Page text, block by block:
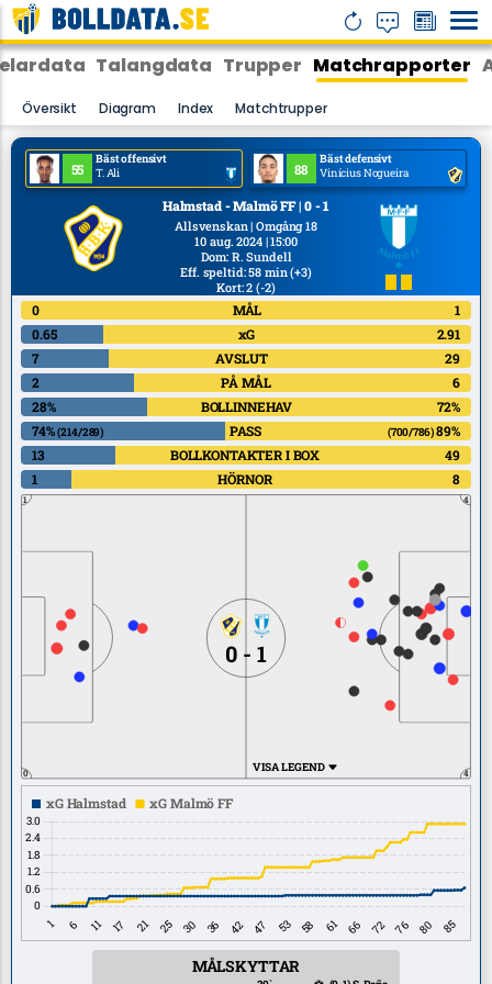
Talangdata Trupper Matchrapporter
Översikt Diagram Index Matchtrupper
Halmstad - Malmö FF | 0 - 1
Allsvenskan | Omgång 18
10 aug. 2024 | 15:00
Dom: R. Sundell
Eff. speltid: 58 min(+3)
Kort: 2(-2)
55
Bäst offensivt
T. Ali
88
Bäst defensivt
Vinícius Nogueira
0 MÅL
1
0.65
xG
2.91
7
AVSLUT
29
2
PÅ MÅL
6
28%
BOLLINNEHAV
72%
74%(214/289) PASS (700/786)89%
13
BOLLKONTAKTER I BOX
49
1
HÖRNOR 8
1
0
4
4
0 - 1
VISA LEGEND
MÅLSKYTTAR